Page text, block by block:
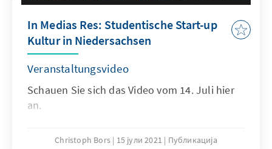
In Medias Res: Studentische Start-up
Kultur in Niedersachsen
Veranstaltungsvideo
Schauen Sie sich das Video vom 14. Juli hier
an.
Christoph Bors 15 јули 2021 Публикација